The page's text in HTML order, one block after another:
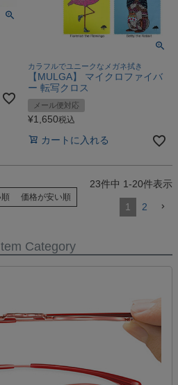
カラフルでユニークなメガネ拭き
【MULGA】 マイクロファイバ
ー 転写クロス
メール便対応
¥1,650税込
カートに入れる
価格が安い順
23件中 1-20件表示
1 2
Category